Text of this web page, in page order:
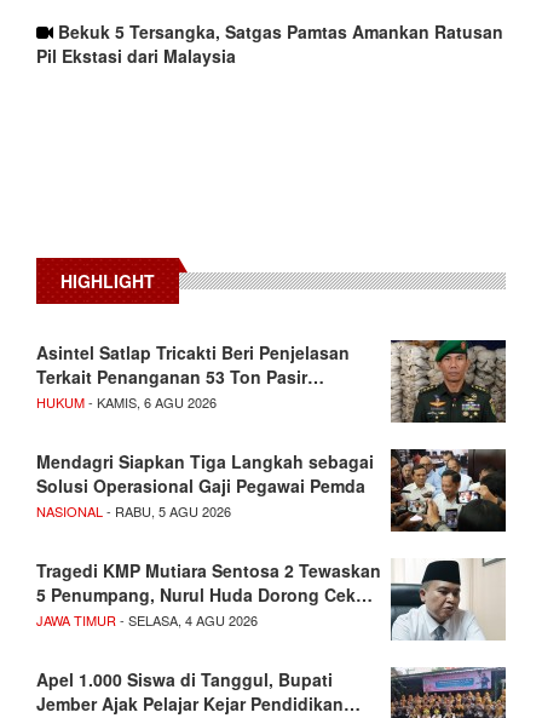
Bekuk 5 Tersangka, Satgas Pamtas Amankan Ratusan
Pil Ekstasi dari Malaysia
HIGHLIGHT
Asintel Satlap Tricakti Beri Penjelasan
Terkait Penanganan 53 Ton Pasir…
HUKUM- KAMIS, 6 AGU 2026
Mendagri Siapkan Tiga Langkah sebagai
Solusi Operasional Gaji Pegawai Pemda
NASIONAL - RABU, 5 AGU 2026
Tragedi KMP Mutiara Sentosa 2 Tewaskan
5 Penumpang, Nurul Huda Dorong Cek…
JAWA TIMUR - SELASA, 4 AGU 2026
Apel 1.000 Siswa di Tanggul, Bupati
Jember Ajak Pelajar Kejar Pendidikan…